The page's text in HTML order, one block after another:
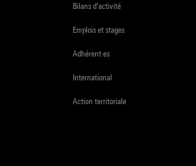
Bilans d'activité
Emplois et stages
Adhérent·es
International
Action territoriale